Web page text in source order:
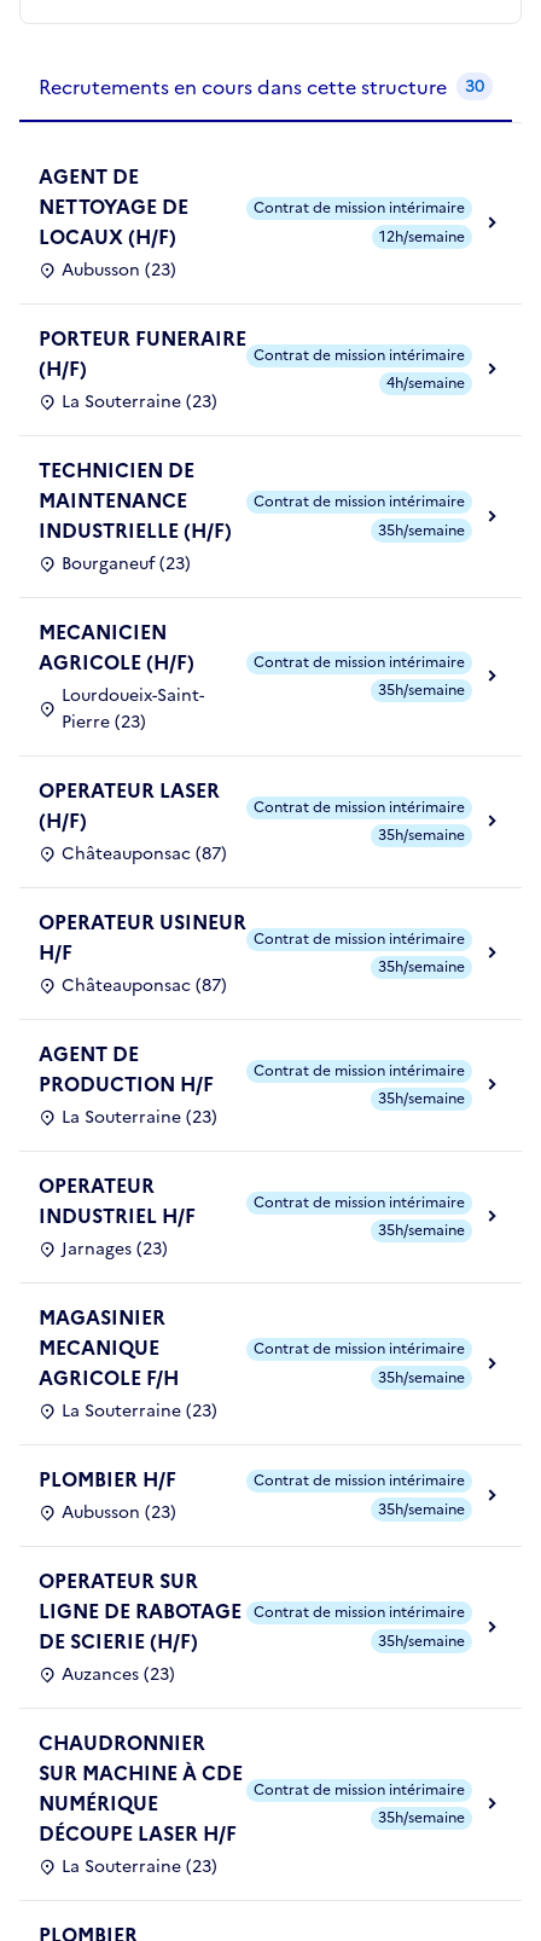
Recrutements en cours dans cette structure 30
AGENT DE
NETTOYAGE DE
LOCAUX (H/F)
Aubusson (23)
Contrat de mission intérimaire
12h/semaine
PORTEUR FUNERAIRE
(H/F)
La Souterraine (23)
Contrat de mission intérimaire
4h/semaine
TECHNICIEN DE
MAINTENANCE
INDUSTRIELLE (H/F)
Bourganeuf (23)
Contrat de mission intérimaire
35h/semaine
MECANICIEN
AGRICOLE (H/F)
Lourdoueix-Saint-
Pierre (23)
Contrat de mission intérimaire
35h/semaine
OPERATEUR LASER
(H/F)
Châteauponsac (87)
Contrat de mission intérimaire
35h/semaine
OPERATEUR USINEUR
H/F
Châteauponsac (87)
Contrat de mission intérimaire
35h/semaine
AGENT DE
PRODUCTION H/F
La Souterraine (23)
Contrat de mission intérimaire
35h/semaine
OPERATEUR
INDUSTRIEL H/F
Jarnages (23)
Contrat de mission intérimaire
35h/semaine
MAGASINIER
MECANIQUE
AGRICOLE F/H
La Souterraine (23)
Contrat de mission intérimaire
35h/semaine
PLOMBIER H/F
Aubusson (23)
Contrat de mission intérimaire
35h/semaine
OPERATEUR SUR
LIGNE DE RABOTAGE
DE SCIERIE (H/F)
Auzances (23)
Contrat de mission intérimaire
35h/semaine
CHAUDRONNIER
SUR MACHINE À CDE
NUMÉRIQUE
DÉCOUPE LASER H/F
La Souterraine (23)
Contrat de mission intérimaire
35h/semaine
PLOMBIER